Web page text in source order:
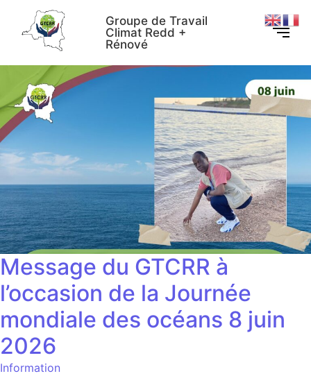
Groupe de Travail
Climat Redd +
Rénové
Message du GTCRR à
l’occasion de la Journée
mondiale des océans 8 juin
2026
Information